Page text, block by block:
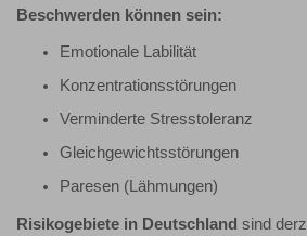
Beschwerden können sein:
Emotionale Labilität
Konzentrationsstörungen
Verminderte Stresstoleranz
Gleichgewichtsstörungen
Paresen (Lähmungen)
Risikogebiete in Deutschland sind